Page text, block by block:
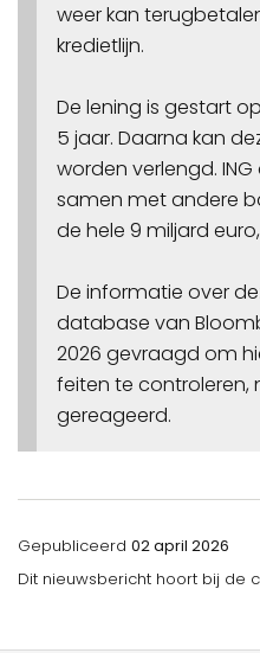
weer kan
kredietlijn.
De lening is gestart
5 jaar. Daarna kan
worden verlengd.
samen met andere
de hele 9 miljard
De informatie over
database van
2026 gevraagd om
feiten te controleren,
gereageerd.
Gepubliceerd 02 april 2026
Dit nieuwsbericht hoort bij de